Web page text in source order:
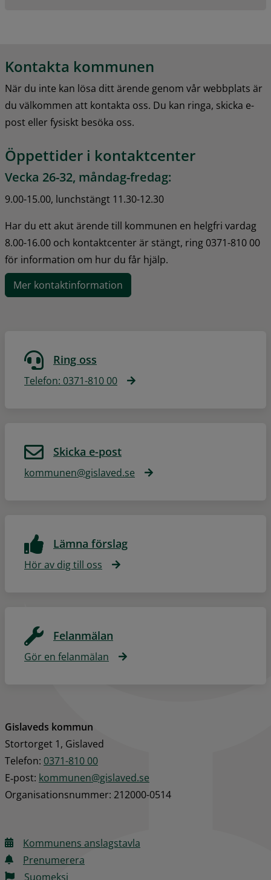
Kontakta kommunen
När du inte kan lösa ditt ärende genom vår webbplats är
du välkommen att kontakta oss. Du kan ringa, skicka e-
post eller fysiskt besöka oss.
Öppettider i kontaktcenter
Vecka 26-32, måndag-fredag:
9.00-15.00, lunchstängt 11.30-12.30
Har du ett akut ärende till kommunen en helgfri vardag
8.00-16.00 och kontaktcenter är stängt, ring 0371-810 00
för information om hur du får hjälp.
Mer kontaktinformation
Ring oss
Telefon: 0371-810 00
Skicka e-post
kommunen@gislaved.se
Lämna förslag
Hör av dig till oss
Felanmälan
Gör en felanmälan
Gislaveds kommun
Stortorget 1, Gislaved
Telefon: 0371-810 00
E‑post: kommunen@gislaved.se
Organisationsnummer: 212000-0514
Kommunens anslagstavla
Prenumerera
Suomeksi